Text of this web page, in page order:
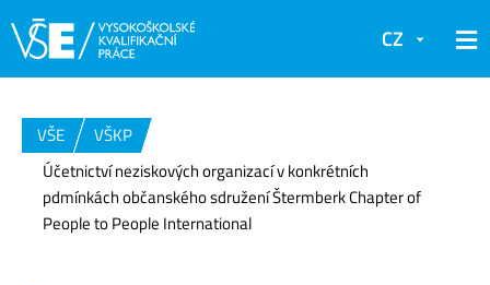
CZ
VŠE
VŠKP
Účetnictví neziskových organizací v konkrétních
pdmínkách občanského sdružení Štermberk Chapter of
People to People International